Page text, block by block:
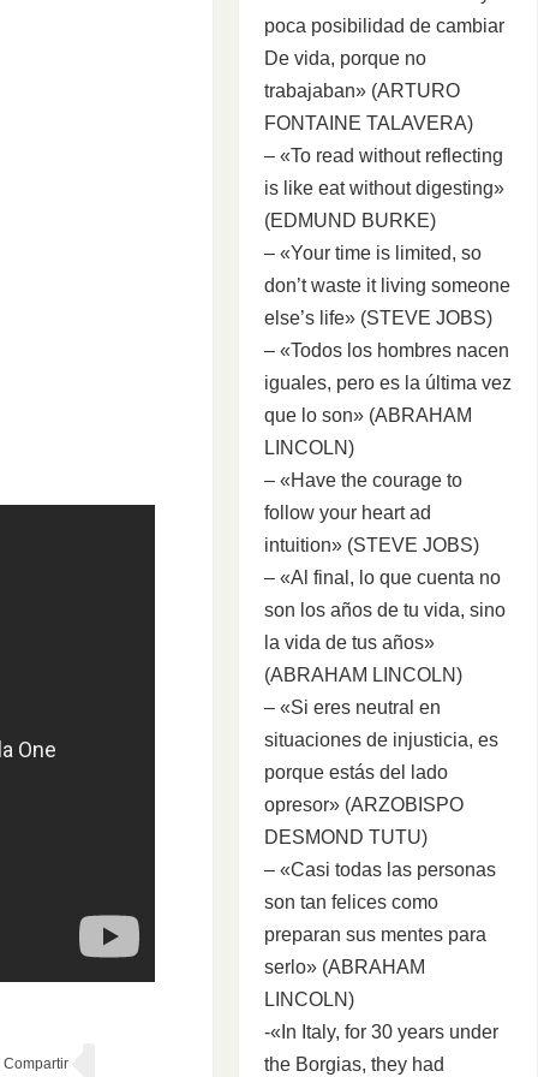
poca posibilidad de cambiar
De vida, porque no
trabajaban» (ARTURO
FONTAINE TALAVERA)
– «To read without reflecting
is like eat without digesting»
(EDMUND BURKE)
– «Your time is limited, so
don’t waste it living someone
else’s life» (STEVE JOBS)
– «Todos los hombres nacen
iguales, pero es la última vez
que lo son» (ABRAHAM
LINCOLN)
– «Have the courage to
follow your heart ad
intuition» (STEVE JOBS)
– «Al final, lo que cuenta no
son los años de tu vida, sino
la vida de tus años»
(ABRAHAM LINCOLN)
– «Si eres neutral en
situaciones de injusticia, es
porque estás del lado
opresor» (ARZOBISPO
DESMOND TUTU)
– «Casi todas las personas
son tan felices como
preparan sus mentes para
serlo» (ABRAHAM
LINCOLN)
-«In Italy, for 30 years under
the Borgias, they had